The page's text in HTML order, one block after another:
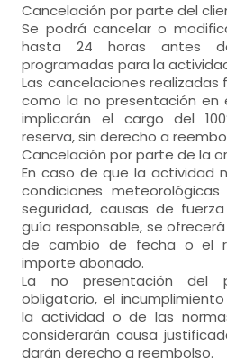
Cancelación por parte del
Se podrá cancelar o
hasta 24 horas antes
programadas para la
Las cancelaciones
como la no presentación en
implicarán el cargo del
reserva, sin derecho a
Cancelación por parte de la
En caso de que la actividad
condiciones
seguridad, causas de
guía responsable, se
de cambio de fecha o el
importe abonado.
La no presentación del
obligatorio, el
la actividad o de las
considerarán causa
darán derecho a reembolso.